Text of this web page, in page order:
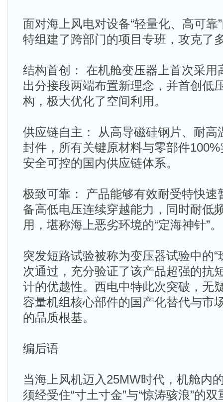
面对海上风电对设备“轻量化、高可靠
特组建了跨部门的项目专班，攻克了
结构首创： 在机舱变压器上首次采用
出分接段两端布置新理念，并首创低
构，极大优化了空间利用。
供应链自主： 从高导磁硅钢片、耐高
封件，所有关键原材料与零部件
安全可控的国内供应链体系。
极致可靠： 产品能够有效耐受特快速
备高低电压连续穿越能力，同时耐低
用，堪称海上恶劣环境的“定海神针”。
突发短路试验被称为变压器试验中的“
次通过，充分验证了该产品超强的抗
计的优越性。西电中特此次突破，无
容量机组核心部件的国产化替代与市
的品质根基。
编后语
当海上风机迈入25MW时代，机舱内
须经受住“寸土寸金”与“惊涛骇浪”的